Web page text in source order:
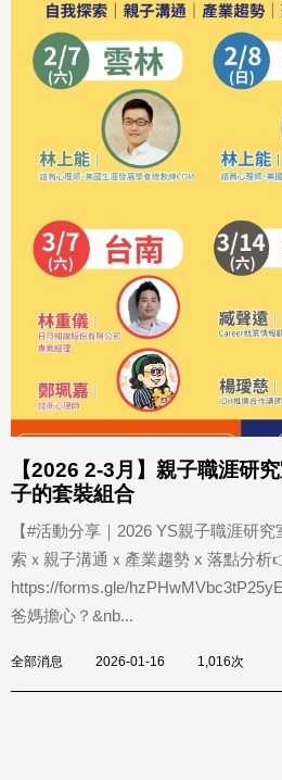
【2026 2-3月】親子職涯研
子的套裝組合
【#活動分享｜2026 YS親子職涯研
索ｘ親子溝通ｘ產業趨勢 x 落點分析
https://forms.gle/
爸媽擔心？&nb...
全部消息 2026-01-16 1,016次